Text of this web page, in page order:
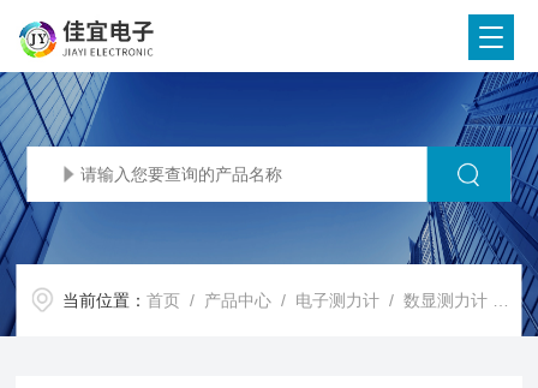
当前位置：首页 / 产品中心 / 电子测力计 /数显测力计